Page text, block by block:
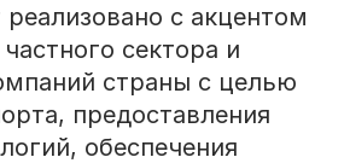
реализовано с акцентом
сектора и
страны с целью
предоставления
обеспечения